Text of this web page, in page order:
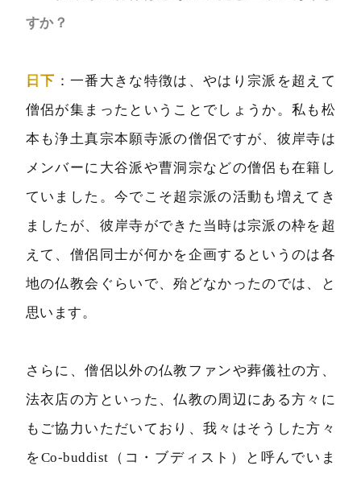
すか？
日下 ：一番大きな特徴は、やはり宗派を超えて
僧侶が集まったということでしょうか。私も松
本も浄土真宗本願寺派の僧侶ですが、彼岸寺は
メンバーに大谷派や曹洞宗などの僧侶も在籍し
ていました。今でこそ超宗派の活動も増えてき
ましたが、彼岸寺ができた当時は宗派の枠を超
えて、僧侶同士が何かを企画するというのは各
地の仏教会ぐらいで、殆どなかったのでは、と
思います。
さらに、僧侶以外の仏教ファンや葬儀社の方、
法衣店の方といった、仏教の周辺にある方々に
もご協力いただいており、我々はそうした方々
をCo-buddist（コ・ブディスト）と呼んでいま